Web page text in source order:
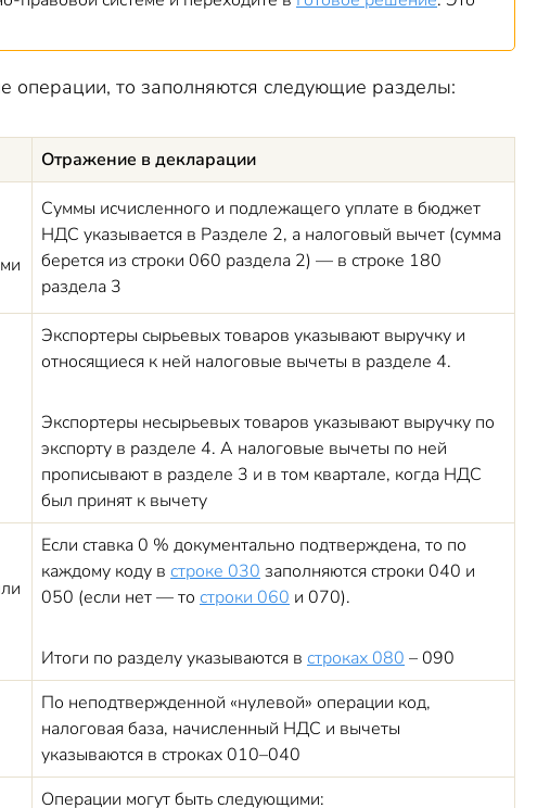
операции, то заполняются следующие разделы:
Отражение в декларации
Суммы исчисленного и подлежащего уплате в бюджет
НДС указывается в Разделе 2, а налоговый вычет (сумма
берется из строки 060 раздела 2) — в строке 180
раздела 3
Экспортеры сырьевых товаров указывают выручку и
относящиеся к ней налоговые вычеты в разделе 4.
Экспортеры несырьевых товаров указывают выручку по
экспорту в разделе 4. А налоговые вычеты по ней
прописывают в разделе 3 и в том квартале, когда НДС
был принят к вычету
Если ставка 0 % документально подтверждена, то по
каждому коду в строке 030 заполняются строки 040 и
050 (если нет — то строки 060 и 070).
Итоги по разделу указываются в строках 080 – 090
По неподтвержденной «нулевой» операции код,
налоговая база, начисленный НДС и вычеты
указываются в строках 010–040
Операции могут быть следующими: